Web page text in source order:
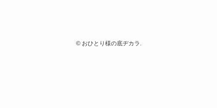
©おひとり様の底ヂカラ.